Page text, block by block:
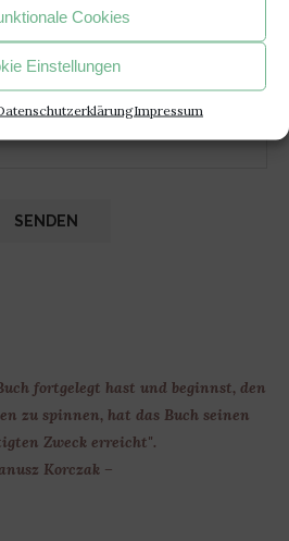
Cookies
Einstellungen
Impressum
fortgelegt hast und beginnst, den
zu spinnen, hat das Buch seinen
Zweck erreicht".
Korczak –